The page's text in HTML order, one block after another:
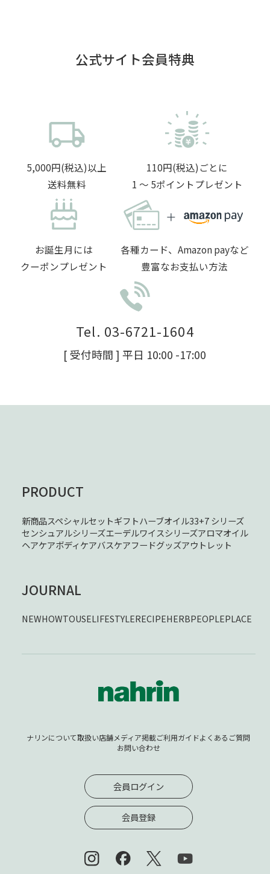
公式サイト会員特典
5,000円(税込)以上
送料無料
110円(税込)ごとに
1 〜 5ポイントプレゼント
お誕生月には
クーポンプレゼント
各種カード、Amazon payなど
豊富なお支払い方法
Tel. 03-6721-1604
[ 受付時間 ] 平日 10:00 -17:00
PRODUCT
新商品スペシャルセットギフトハーブオイル33+7 シリーズ
センシュアルシリーズエーデルワイスシリーズアロマオイル
ヘアケアボディケアバスケアフードグッズアウトレット
JOURNAL
NEWHOWTOUSELIFESTYLERECIPEHERBPEOPLEPLACE
ナリンについて取扱い店舗メディア掲載ご利用ガイドよくあるご質問
お問い合わせ
会員ログイン
会員登録